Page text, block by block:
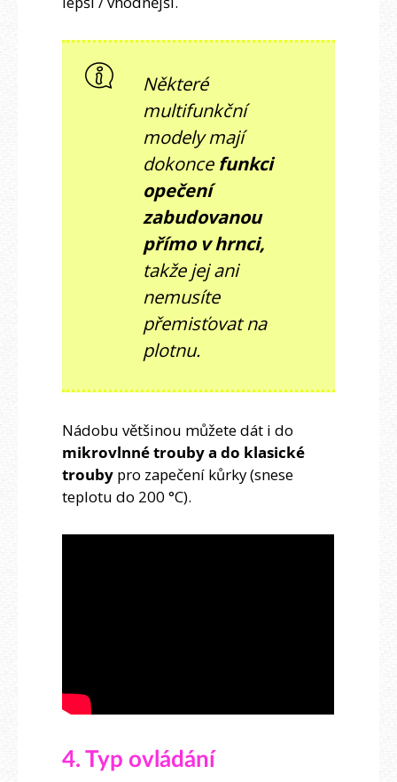
Některé
multifunkční
modely mají
dokoncefunkci
opečení
zabudovanou
přímo v hrnci,
takže jej ani
nemusíte
přemisťovat na
plotnu.
Nádobu většinou můžete dát i do
mikrovlnné trouby a do klasické
trouby pro zapečení kůrky (snese
teplotu do 200 °C).
4. Typ ovládání